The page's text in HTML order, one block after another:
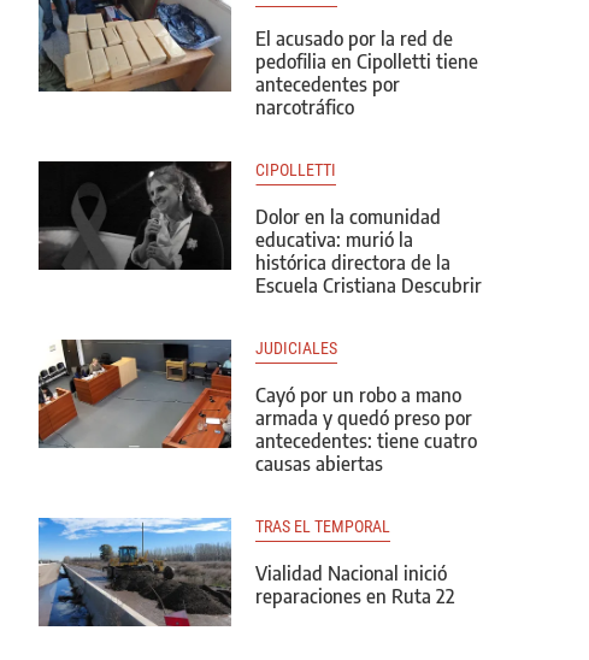
El acusado por la red de
pedofilia en Cipolletti tiene
antecedentes por
narcotráfico
CIPOLLETTI
Dolor en la comunidad
educativa: murió la
histórica directora de la
Escuela Cristiana Descubrir
JUDICIALES
Cayó por un robo a mano
armada y quedó preso por
antecedentes: tiene cuatro
causas abiertas
TRAS EL TEMPORAL
Vialidad Nacional inició
reparaciones en Ruta 22